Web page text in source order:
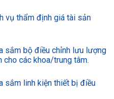
vụ thẩm định giá tài sản
sắm bộ điều chỉnh lưu lượng
cho các khoa/trung tâm.
sắm linh kiện thiết bị điều